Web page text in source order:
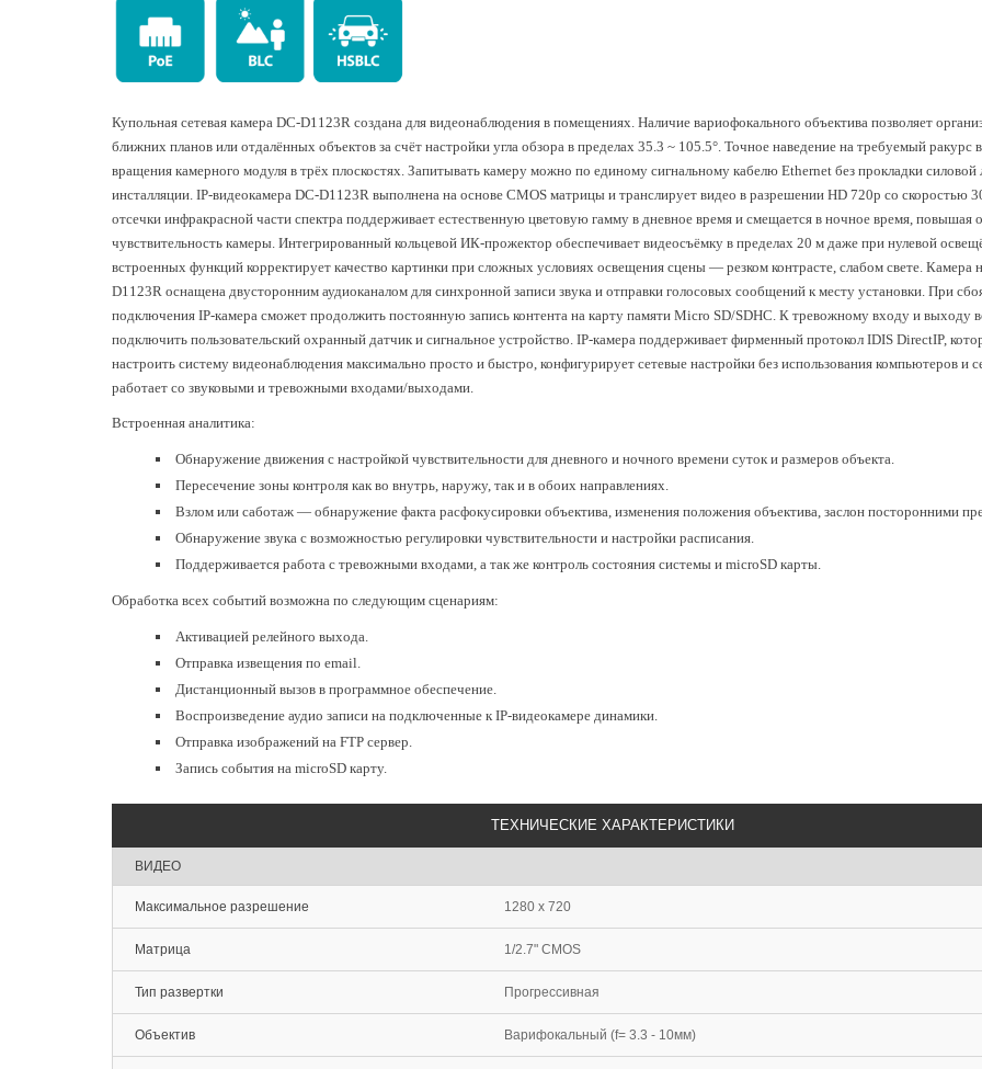
Купольная сетевая камера DC-D1123R создана для видеонаблюдения в помещениях. Наличие вариофокального объектива позволяет
ближних планов или отдалённых объектов за счёт настройки угла обзора в пределах 35.3 ~ 105.5°. Точное наведение на требуемый ракурс
вращения камерного модуля в трёх плоскостях. Запитывать камеру можно по единому сигнальному кабелю Ethernet без прокладки силовой
инсталляции. IP-видеокамера DC-D1123R выполнена на основе CMOS матрицы и транслирует видео в разрешении HD 720р со скоростью
отсечки инфракрасной части спектра поддерживает естественную цветовую гамму в дневное время и смещается в ночное время,
чувствительность камеры. Интегрированный кольцевой ИК-прожектор обеспечивает видеосъёмку в пределах 20 м даже при нулевой
встроенных функций корректирует качество картинки при сложных условиях освещения сцены — резком контрасте, слабом свете. Камера
D1123R оснащена двусторонним аудиоканалом для синхронной записи звука и отправки голосовых сообщений к месту установки. При
подключения IP-камера сможет продолжить постоянную запись контента на карту памяти Micro SD/SDHC. К тревожному входу и выходу
подключить пользовательский охранный датчик и сигнальное устройство. IP-камера поддерживает фирменный протокол IDIS DirectIP,
настроить систему видеонаблюдения максимально просто и быстро, конфигурирует сетевые настройки без использования компьютеров и
работает со звуковыми и тревожными входами/выходами.
Встроенная аналитика:
Обнаружение движения с настройкой чувствительности для дневного и ночного времени суток и размеров объекта.
Пересечение зоны контроля как во внутрь, наружу, так и в обоих направлениях.
Взлом или саботаж — обнаружение факта расфокусировки объектива, изменения положения объектива, заслон посторонними
Обнаружение звука с возможностью регулировки чувствительности и настройки расписания.
Поддерживается работа с тревожными входами, а так же контроль состояния системы и microSD карты.
Обработка всех событий возможна по следующим сценариям:
Активацией релейного выхода.
Отправка извещения по email.
Дистанционный вызов в программное обеспечение.
Воспроизведение аудио записи на подключенные к IP-видеокамере динамики.
Отправка изображений на FTP сервер.
Запись события на microSD карту.
ТЕХНИЧЕСКИЕ ХАРАКТЕРИСТИКИ
ВИДЕО
Максимальное разрешение 1280 x 720
Матрица 1/2.7" CMOS
Тип развертки Прогрессивная
Объектив Варифокальный (f= 3.3 - 10мм)